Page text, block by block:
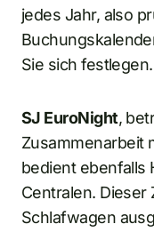
jedes Jahr, also
Sie sich festlegen.
SJ EuroNight,
Zusammenarbeit
bedient ebenfalls
Centralen. Dieser
Schlafwagen